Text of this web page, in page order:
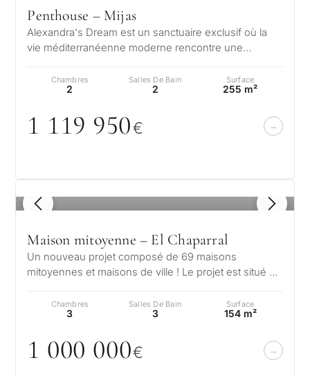
Penthouse – Mijas
Alexandra's Dream est un sanctuaire exclusif où la
vie méditerranéenne moderne rencontre une
Chambres
2
Salles De Bain
2
Surface
255 m²
1 119 950€
1 / 8
Maison mitoyenne – El Chaparral
Un nouveau projet composé de 69 maisons
mitoyennes et maisons de ville ! Le projet est situé à
Chambres
3
Salles De Bain
3
Surface
154 m²
1 000 000€